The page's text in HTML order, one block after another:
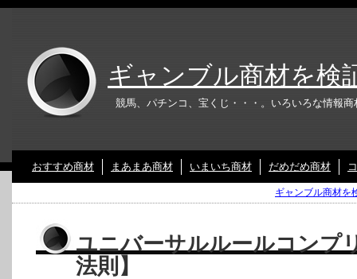
ギャンブル商材を検
競馬、パチンコ、宝くじ・・・。いろいろな情報
おすすめ商材 まあまあ商材 いまいち商材 だめだめ商材
ギャンブル商材を
ユニバーサルルールコンプ
法則】